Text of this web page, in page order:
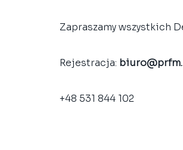
Zapraszamy wszystkich
Rejestracja:
+48 531 844 102